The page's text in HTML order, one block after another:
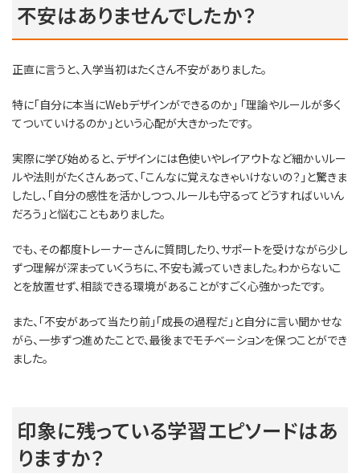
不安はありませんでしたか？
正直に言うと、入学当初はたくさん不安がありました。
特に「自分に本当にWebデザインができるのか」 「理論やルールが多く
てついていけるのか」という心配が大きかったです。
実際に学び始めると、デザインには色使いやレイアウトなど細かいルー
ルや法則がたくさんあって、「こんなに覚えなきゃいけないの？」と驚きま
したし、「自分の感性を活かしつつ、ルールも守るってどうすればいいん
だろう」と悩むこともありました。
でも、その都度トレーナーさんに質問したり、サポートを受けながら少し
ずつ理解が深まっていくうちに、不安も減っていきました。わからないこ
とを放置せず、相談できる環境があることがすごく心強かったです。
また、「不安があって当たり前」「成長の過程だ」と自分に言い聞かせな
がら、一歩ずつ進めたことで、最後までモチベーションを保つことができ
ました。
印象に残っている学習エピソードはあ
りますか？